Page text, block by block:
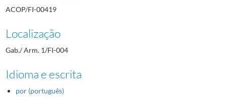
ACOP/FI-00419
Localização
Gab./ Arm. 1/FI-004
Idioma e escrita
por (português)